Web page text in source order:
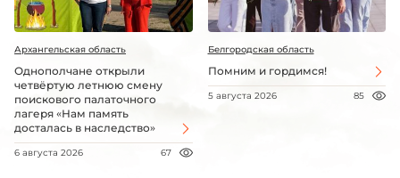
Архангельская область
Однополчане открыли
четвёртую летнюю смену
поискового палаточного
лагеря «Нам память
досталась в наследство»
6 августа 2026 67
Белгородская область
Помним и гордимся!
5 августа 2026 85